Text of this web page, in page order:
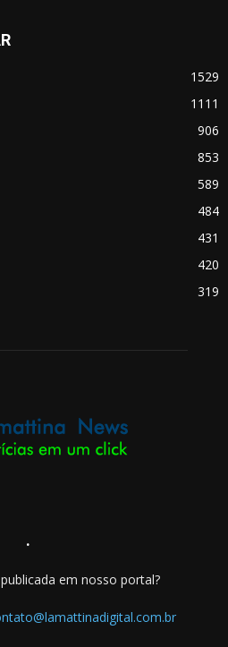
1529
1111
906
853
589
484
431
420
319
.
em nosso portal?